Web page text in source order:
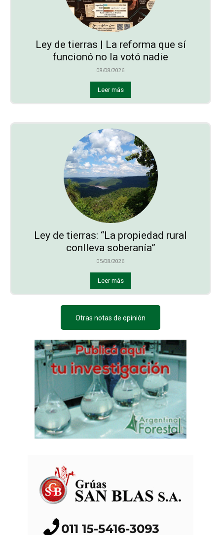
Ley de tierras | La reforma que sí
funcionó no la votó nadie
08/08/2026
Leer más
Ley de tierras: “La propiedad rural
conlleva soberanía”
05/08/2026
Leer más
Otras notas de opinión